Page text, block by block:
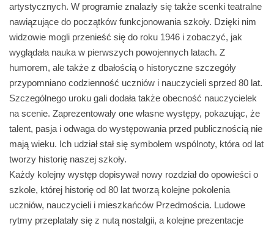
artystycznych. W programie znalazły się także scenki teatralne
nawiązujące do początków funkcjonowania szkoły. Dzięki nim
widzowie mogli przenieść się do roku 1946 i zobaczyć, jak
wyglądała nauka w pierwszych powojennych latach. Z
humorem, ale także z dbałością o historyczne szczegóły
przypomniano codzienność uczniów i nauczycieli sprzed 80 lat.
Szczególnego uroku gali dodała także obecność nauczycielek
na scenie. Zaprezentowały one własne występy, pokazując, że
talent, pasja i odwaga do występowania przed publicznością nie
mają wieku. Ich udział stał się symbolem wspólnoty, która od lat
tworzy historię naszej szkoły.
Każdy kolejny występ dopisywał nowy rozdział do opowieści o
szkole, której historię od 80 lat tworzą kolejne pokolenia
uczniów, nauczycieli i mieszkańców Przedmościa. Ludowe
rytmy przeplatały się z nutą nostalgii, a kolejne prezentacje